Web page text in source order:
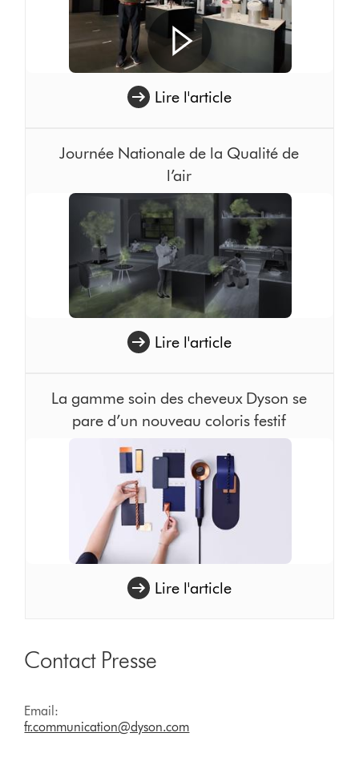
Lire l'article
Journée Nationale de la Qualité de
l’air
Lire l'article
La gamme soin des cheveux Dyson se
pare d’un nouveau coloris festif
Lire l'article
Contact Presse
Email:
fr.communication@dyson.com